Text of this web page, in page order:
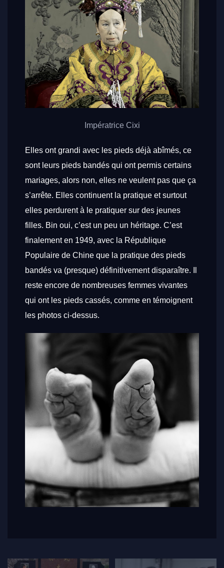
Impératrice Cixi
Elles ont grandi avec les pieds déjà abîmés, ce
sont leurs pieds bandés qui ont permis certains
mariages, alors non, elles ne veulent pas que ça
s’arrête. Elles continuent la pratique et surtout
elles perdurent à le pratiquer sur des jeunes
filles. Bin oui, c’est un peu un héritage. C’est
finalement en 1949, avec la République
Populaire de Chine que la pratique des pieds
bandés va (presque) définitivement disparaître. Il
reste encore de nombreuses femmes vivantes
qui ont les pieds cassés, comme en témoignent
les photos ci-dessus.